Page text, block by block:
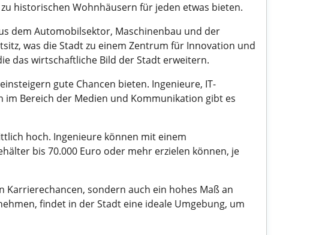
historischen Wohnhäusern für jeden etwas bieten.
dem Automobilsektor, Maschinenbau und der
was die Stadt zu einem Zentrum für Innovation und
das wirtschaftliche Bild der Stadt erweitern.
gute Chancen bieten. Ingenieure, IT-
im Bereich der Medien und Kommunikation gibt es
hoch. Ingenieure können mit einem
bis 70.000 Euro oder mehr erzielen können, je
sondern auch ein hohes Maß an
findet in der Stadt eine ideale Umgebung, um